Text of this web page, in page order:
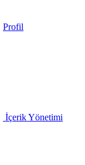
Profil
İçerik Yönetimi